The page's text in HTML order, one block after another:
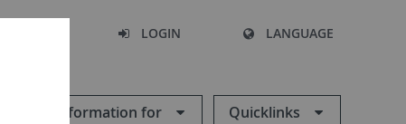
LOGIN LANGUAGE
Information for Quicklinks